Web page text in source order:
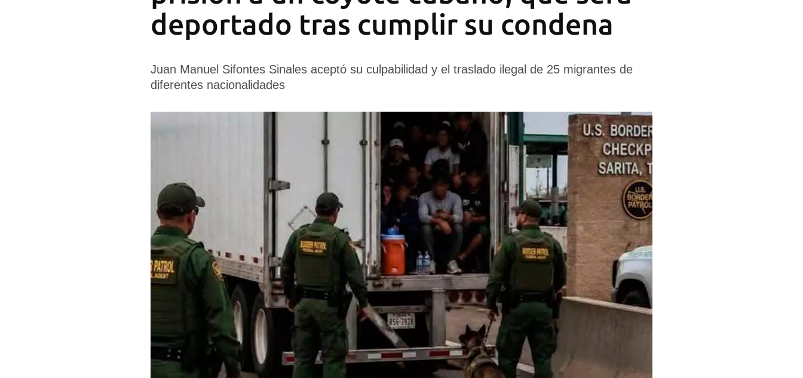
deportado tras cumplir su condena
Juan Manuel Sifontes Sinales aceptó su culpabilidad y el traslado ilegal de 25 migrantes de
diferentes nacionalidades